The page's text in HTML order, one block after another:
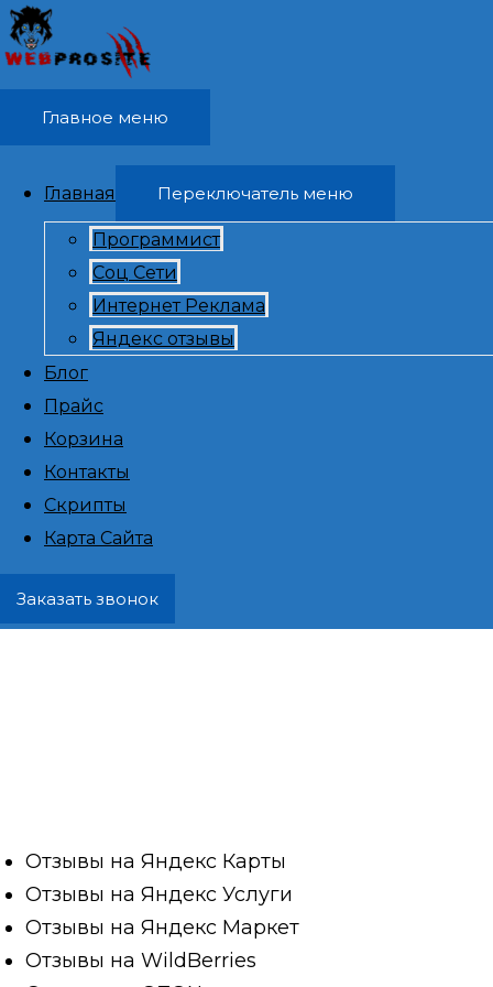
Перейти к содержимому
Главное меню
Главная Переключатель меню
Программист
Соц Сети
Интернет Реклама
Яндекс отзывы
Блог
Прайс
Корзина
Контакты
Скрипты
Карта Сайта
Заказать звонок
Написать
отзывы,
Михайловка,
район
Отзывы на Яндекс Карты
Отзывы на Яндекс Услуги
Отзывы на Яндекс Маркет
Отзывы на WildBerries